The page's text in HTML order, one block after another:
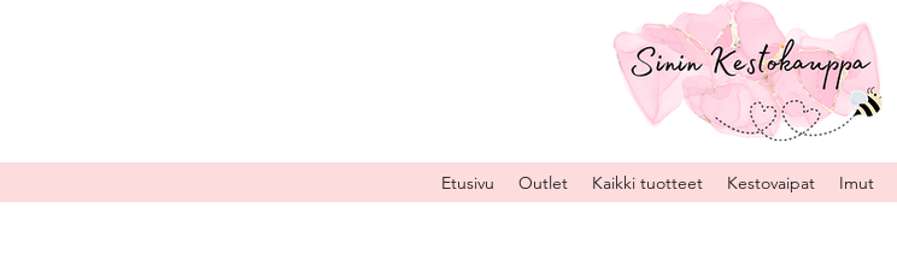
Etusivu Outlet Kaikki tuotteet Kestovaipat Imut